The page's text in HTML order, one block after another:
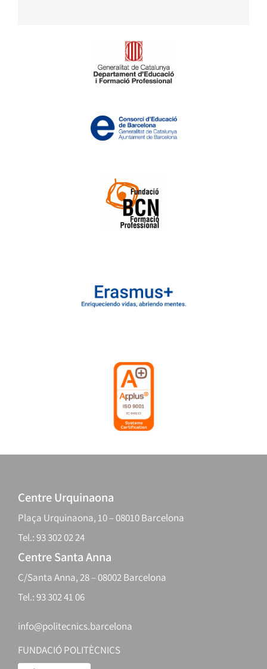
Centre Urquinaona
Plaça Urquinaona, 10 – 08010 Barcelona
Tel.: 93 302 02 24
Centre Santa Anna
C/Santa Anna, 28 – 08002 Barcelona
Tel.: 93 302 41 06
info@politecnics.barcelona
FUNDACIÓ POLITÈCNICS